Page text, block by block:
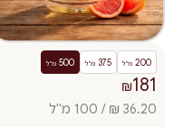
500 מ"ל 375 מ"ל 200 מ"ל
₪181
36.20 ₪ / 100 מ"ל